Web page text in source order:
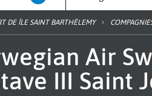
DE ÎLE SAINT BARTHÉLEMY
III Saint